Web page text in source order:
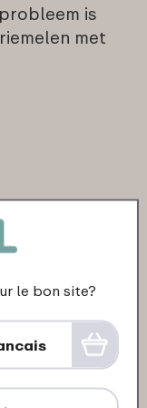
is
met
le bon site?